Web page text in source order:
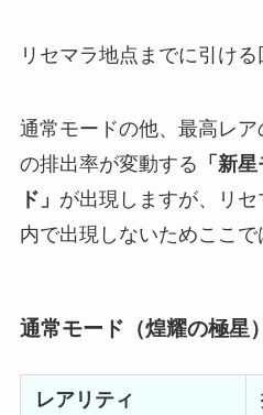
リセマラ地点までに引ける
通常モードの他、最高レ
の排出率が変動する 「新
ド」 が出現しますが、リ
内で出現しないためここで
通常モード（煌耀の極星）
レアリティ